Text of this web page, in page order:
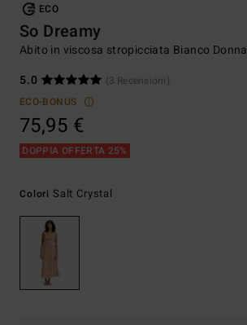
ECO
So Dreamy
Abito in viscosa stropicciata Bianco Donna
5.0
(3 Recensioni)
ECO-BONUS
75,95 €
DOPPIA OFFERTA 25%
Colori Salt Crystal